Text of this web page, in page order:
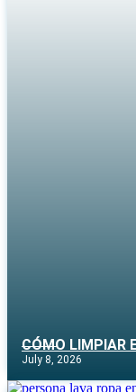
CÓMO LIMPIAR
July 8, 2026